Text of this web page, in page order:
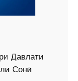
Давлати
Сонӣ